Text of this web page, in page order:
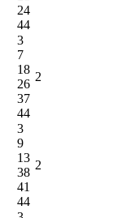
24
44
3
7
18
26
37
44
2
3
9
13
38
41
44
2